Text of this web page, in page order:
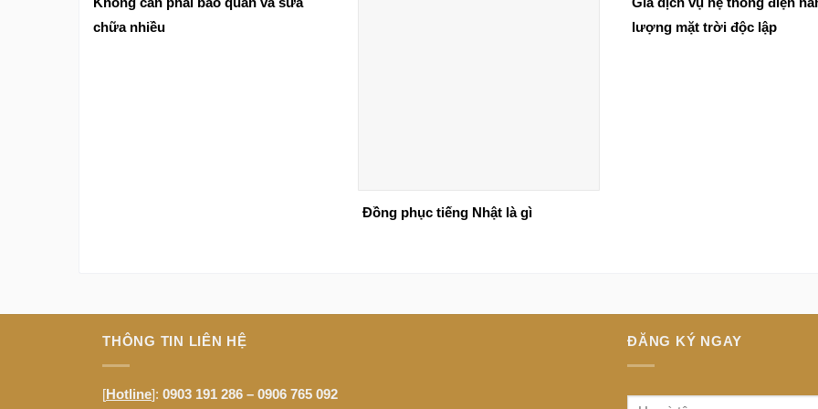
chữa nhiều
Đồng phục tiếng Nhật là gì
lượng mặt trời độc lập
THÔNG TIN LIÊN HỆ
[Hotline]: 0903 191 286 – 0906 765 092
ĐĂNG KÝ NGAY